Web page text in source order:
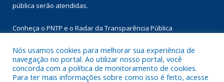
pública serão atendidas.
Conheça o PNTP e o Radar da Transparência Pública
Nós usamos cookies para melhorar sua experiência de
navegação no portal. Ao utilizar nosso portal, você
concorda com a política de monitoramento de cookies.
Para ter mais informações sobre como isso é feito, acesse